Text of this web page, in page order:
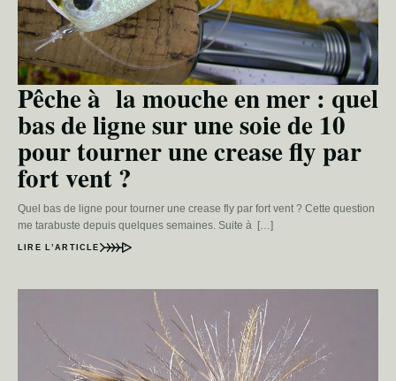
Pêche à la mouche en mer : quel
bas de ligne sur une soie de 10
pour tourner une crease fly par
fort vent ?
Quel bas de ligne pour tourner une crease fly par fort vent ? Cette question
me tarabuste depuis quelques semaines. Suite à […]
LIRE L’ARTICLE